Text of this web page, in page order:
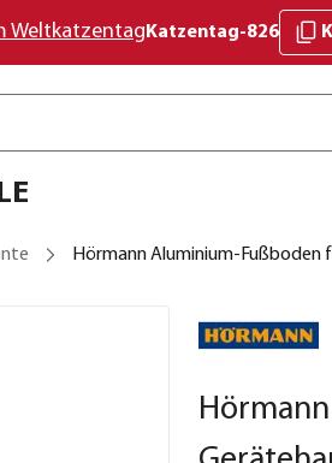
Weltkatzentag Katzentag-826
Hörmann Aluminium-Fußboden